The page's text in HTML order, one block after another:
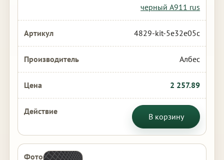
черный А911 rus
4829-kit-5e32e05c
Албес
2 257.89
В корзину